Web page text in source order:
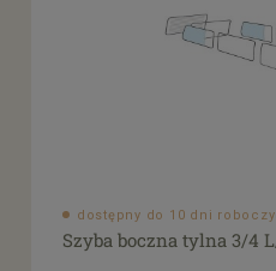
dostępny do 10 dni
Szyba boczna tylna 3/4